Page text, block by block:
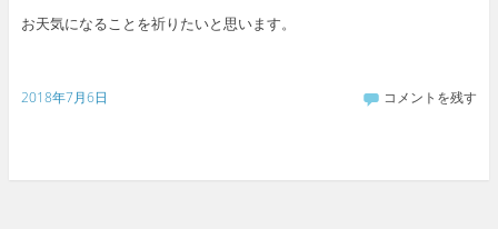
お天気になることを祈りたいと思います。
2018年7月6日 コメントを残す